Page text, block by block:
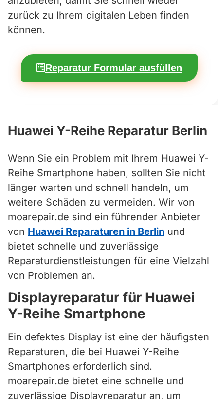
zurück zu Ihrem digitalen Leben finden
können.
Reparatur Formular ausfüllen
Huawei Y-Reihe Reparatur Berlin
Wenn Sie ein Problem mit Ihrem Huawei Y-
Reihe Smartphone haben, sollten Sie nicht
länger warten und schnell handeln, um
weitere Schäden zu vermeiden. Wir von
moarepair.de sind ein führender Anbieter
von Huawei Reparaturen in Berlin und
bietet schnelle und zuverlässige
Reparaturdienstleistungen für eine Vielzahl
von Problemen an.
Displayreparatur für Huawei
Y-Reihe Smartphone
Ein defektes Display ist eine der häufigsten
Reparaturen, die bei Huawei Y-Reihe
Smartphones erforderlich sind.
moarepair.de bietet eine schnelle und
zuverlässige Displayreparatur an, um